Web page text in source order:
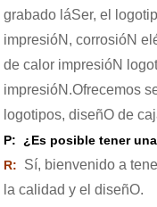
grabado láSer, el
impresióN, corrosióN
de calor impresióN
impresióN.Ofrecemos
logotipos, diseñO de
P: ¿Es posible tener
R:
Sí, bienvenido a
la calidad y el diseñO.